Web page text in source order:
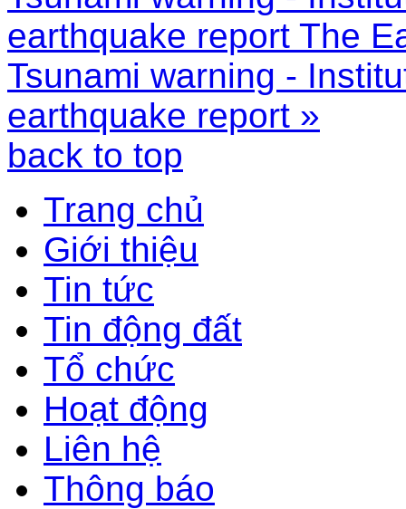
earthquake report The
Tsunami warning -
earthquake report »
back to top
Trang chủ
Giới thiệu
Tin tức
Tin động đất
Tổ chức
Hoạt động
Liên hệ
Thông báo